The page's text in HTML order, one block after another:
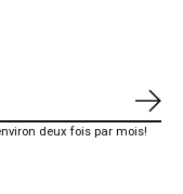
deux fois par mois!